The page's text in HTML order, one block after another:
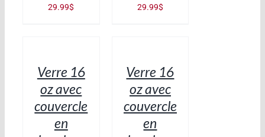
29.99$ 29.99$
DÉTAILS
Verre 16
oz avec
couvercle
en
DÉTAILS
Verre 16
oz avec
couvercle
en